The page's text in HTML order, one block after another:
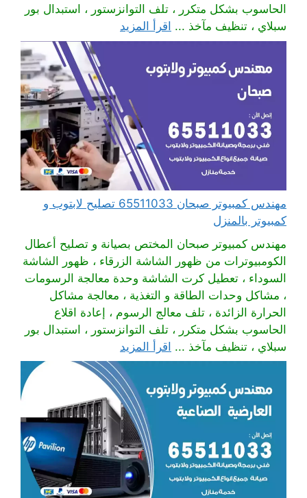
الحاسوب بشكل متكرر ، تلف التوانزستور ، استبدال بور
سبلاي ، تنظيف مآخذ ... اقرأ المزيد
مهندس كمبيوتر صبحان 65511033 تصليح لابتوب و
كمبيوتر بالمنزل
مهندس كمبيوتر صبحان المختص بصيانة و تصليح أعطال
الكومبيوترات من ظهور الشاشة الزرقاء ، ظهور الشاشة
السوداء ، تعطيل كرت الشاشة وحدة معالجة الرسومات
، مشاكل وحدات الطاقة و التغذية ، معالجة مشاكل
الحرارة الزائدة ، تلف معالج الرسوم ، إعادة اقلاع
الحاسوب بشكل متكرر ، تلف التوانزستور ، استبدال بور
سبلاي ، تنظيف مآخذ ... اقرأ المزيد